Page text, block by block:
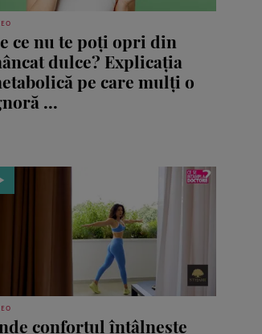
ce nu te poți opri din
dulce? Explicația
pe care mulți o
...
confortul întâlnește